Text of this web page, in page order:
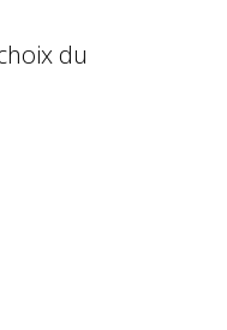
du